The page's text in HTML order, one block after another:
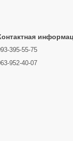
395-55-75
952-40-07